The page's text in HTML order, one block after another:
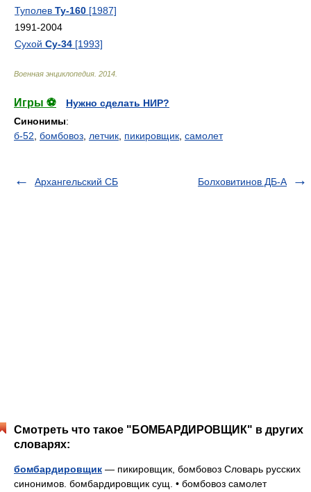
Туполев Ту-160 [1987]
1991-2004
Сухой Су-34 [1993]
Военная энциклопедия 2014
Игры ⚽
Нужно сделать НИР?
Синонимы:
б-52 бомбовоз летчик пикировщик самолет
Архангельский СБ Болховитинов ДБ-А
Смотреть что такое "БОМБАРДИРОВЩИК" в других
словарях:
бомбардировщик — пикировщик, бомбовоз Словарь русских
синонимов. бомбардировщик сущ. • бомбовоз самолет